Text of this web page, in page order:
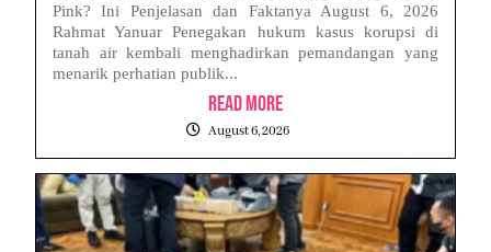
Pink? Ini Penjelasan dan Faktanya August 6, 2026
Rahmat Yanuar Penegakan hukum kasus korupsi di
tanah air kembali menghadirkan pemandangan yang
menarik perhatian publik...
Read More
August 6, 2026